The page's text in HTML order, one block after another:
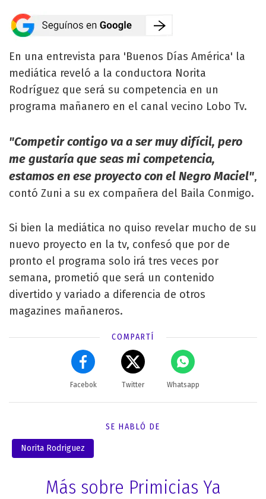
En una entrevista para 'Buenos Días América' la
mediática reveló a la conductora Norita
Rodríguez que será su competencia en un
programa mañanero en el canal vecino Lobo Tv.
"Competir contigo va a ser muy difícil, pero
me gustaría que seas mi competencia,
estamos en ese proyecto con el Negro Maciel",
contó Zuni a su ex compañera del Baila Conmigo.
Si bien la mediática no quiso revelar mucho de su
nuevo proyecto en la tv, confesó que por de
pronto el programa solo irá tres veces por
semana, prometió que será un contenido
divertido y variado a diferencia de otros
magazines mañaneros.
COMPARTÍ
Facebok Twitter Whatsapp
SE HABLÓ DE
Norita Rodriguez
Más sobre Primicias Ya